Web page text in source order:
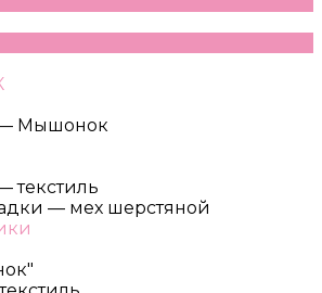
Мышонок
текстиль
— мех шерстяной